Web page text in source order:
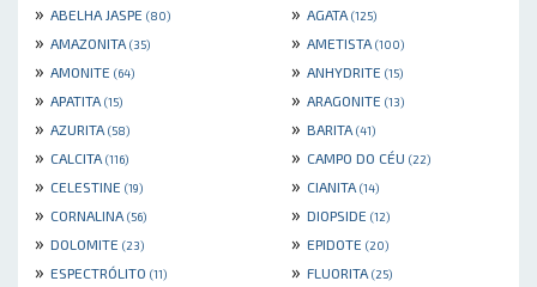
» ABELHA JASPE (80) » AGATA (125)
» AMAZONITA (35) » AMETISTA (100)
» AMONITE (64) » ANHYDRITE (15)
» APATITA (15) » ARAGONITE (13)
» AZURITA (58) » BARITA (41)
» CALCITA (116) » CAMPO DO CÉU (22)
» CELESTINE (19) » CIANITA (14)
» CORNALINA (56) » DIOPSIDE (12)
» DOLOMITE (23) » EPIDOTE (20)
» ESPECTRÓLITO (11) » FLUORITA (25)